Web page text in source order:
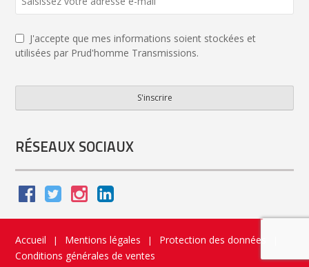
J'accepte que mes informations soient stockées et
utilisées par Prud'homme Transmissions.
S'inscrire
Name *
RÉSEAUX SOCIAUX
Accueil | Mentions légales | Protection des données
Conditions générales de ventes